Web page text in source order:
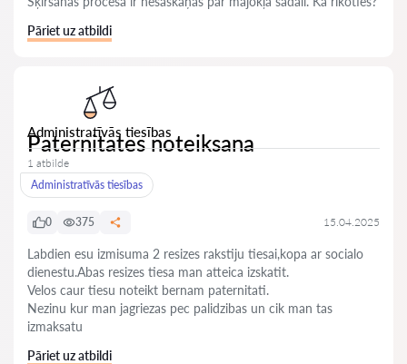
Pāriet uz atbildi
Administratīvās tiesības
Paternitates noteiksana
1 atbilde
Administratīvās tiesības
0 375 15.04.2025
Labdien esu izmisuma 2 resizes rakstiju tiesai,kopa ar socialo
dienestu.Abas resizes tiesa man atteica izskatit.
Velos caur tiesu noteikt bernam paternitati.
Nezinu kur man jagriezas pec palidzibas un cik man tas
izmaksatu
Pāriet uz atbildi